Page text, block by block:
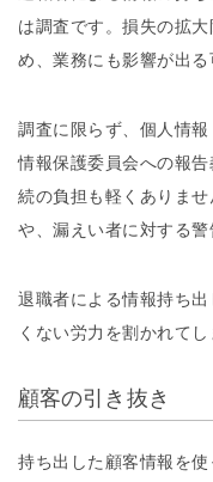
は調査です。損失の拡
め、業務にも影響が出る
調査に限らず、個人情
情報保護委員会への報
続の負担も軽くありま
や、漏えい者に対する警
退職者による情報持ち
くない労力を割かれてし
顧客の引き抜き
持ち出した顧客情報を